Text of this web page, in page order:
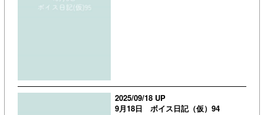
2025/09/18 UP
9月18日 ボイス日記（仮）94